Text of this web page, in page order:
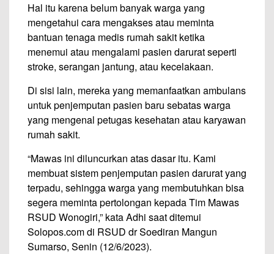
Hal itu karena belum banyak warga yang
mengetahui cara mengakses atau meminta
bantuan tenaga medis rumah sakit ketika
menemui atau mengalami pasien darurat seperti
stroke, serangan jantung, atau kecelakaan.
Di sisi lain, mereka yang memanfaatkan ambulans
untuk penjemputan pasien baru sebatas warga
yang mengenal petugas kesehatan atau karyawan
rumah sakit.
“Mawas ini diluncurkan atas dasar itu. Kami
membuat sistem penjemputan pasien darurat yang
terpadu, sehingga warga yang membutuhkan bisa
segera meminta pertolongan kepada Tim Mawas
RSUD Wonogiri,” kata Adhi saat ditemui
Solopos.com di RSUD dr Soediran Mangun
Sumarso, Senin (12/6/2023).